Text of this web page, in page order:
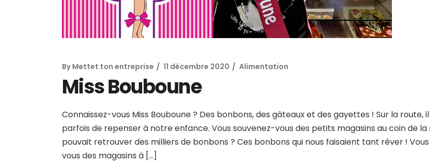
By Mettet ton entreprise 11 décembre 2020 Alimentation
Miss Bouboune
Connaissez-vous Miss Bouboune ? Des bonbons, des gâteaux et des gayettes ! Sur la route,
parfois de repenser à notre enfance. Vous souvenez-vous des petits magasins au coin de la
pouvait retrouver des milliers de bonbons ? Ces bonbons qui nous faisaient tant rêver !
vous des magasins à […]